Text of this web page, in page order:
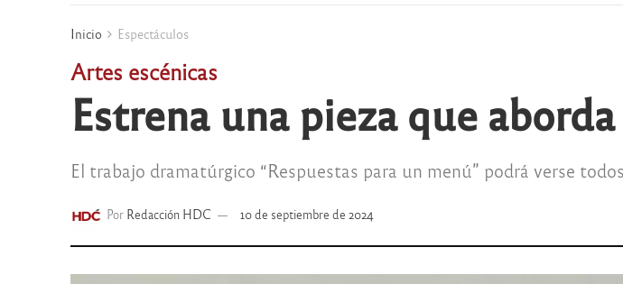
Inicio Espectáculos
Artes escénicas
Estrena una pieza que
El trabajo dramatúrgico “Respuestas para un menú” podrá verse
Por Redacción HDC 10 de septiembre de 2024